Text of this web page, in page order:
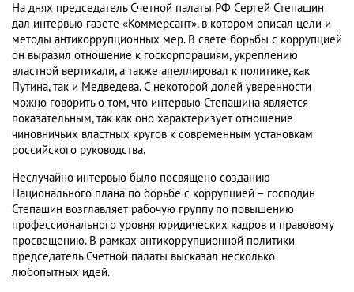
На днях председатель Счетной палаты РФ Сергей Степашин
дал интервью газете «Коммерсант», в котором описал цели и
методы антикоррупционных мер. В свете борьбы с коррупцией
он выразил отношение к госкорпорациям, укреплению
властной вертикали, а также апеллировал к политике, как
Путина, так и Медведева. С некоторой долей уверенности
можно говорить о том, что интервью Степашина является
показательным, так как оно характеризует отношение
чиновничьих властных кругов к современным установкам
российского руководства.
Неслучайно интервью было посвящено созданию
Национального плана по борьбе с коррупцией – господин
Степашин возглавляет рабочую группу по повышению
профессионального уровня юридических кадров и правовому
просвещению. В рамках антикоррупционной политики
председатель Счетной палаты высказал несколько
любопытных идей.